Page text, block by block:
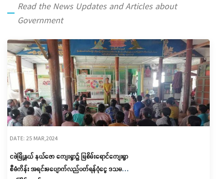
Read the News Updates and Articles about
Government
DATE: 25 MAR,2024
ငဖဲမြို့နယ် နယ်ဇော ကျေးရွာ၌ မြစိမ်းရောင်ကျေးရွာ
စီမံကိန်း အရင်းမပျောက်လည်ပတ်ရန်ပုံငွေ ဒသမ